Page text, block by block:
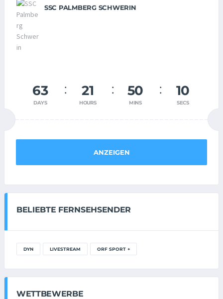
SSC PALMBERG SCHWERIN
63
DAYS
21
HOURS
50
MINS
09
SECS
ANZEIGEN
BELIEBTE FERNSEHSENDER
DYN LIVESTREAM ORF SPORT +
WETTBEWERBE